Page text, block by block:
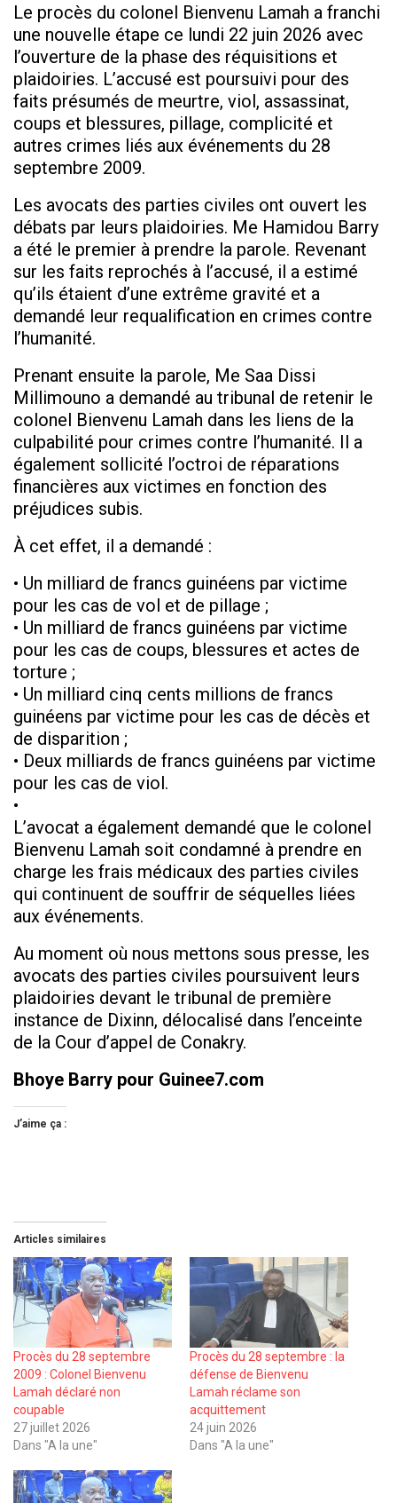
Le procès du colonel Bienvenu Lamah a franchi
une nouvelle étape ce lundi 22 juin 2026 avec
l’ouverture de la phase des réquisitions et
plaidoiries. L’accusé est poursuivi pour des
faits présumés de meurtre, viol, assassinat,
coups et blessures, pillage, complicité et
autres crimes liés aux événements du 28
septembre 2009.
Les avocats des parties civiles ont ouvert les
débats par leurs plaidoiries. Me Hamidou Barry
a été le premier à prendre la parole. Revenant
sur les faits reprochés à l’accusé, il a estimé
qu’ils étaient d’une extrême gravité et a
demandé leur requalification en crimes contre
l’humanité.
Prenant ensuite la parole, Me Saa Dissi
Millimouno a demandé au tribunal de retenir le
colonel Bienvenu Lamah dans les liens de la
culpabilité pour crimes contre l’humanité. Il a
également sollicité l’octroi de réparations
financières aux victimes en fonction des
préjudices subis.
À cet effet, il a demandé :
• Un milliard de francs guinéens par victime
pour les cas de vol et de pillage ;
• Un milliard de francs guinéens par victime
pour les cas de coups, blessures et actes de
torture ;
• Un milliard cinq cents millions de francs
guinéens par victime pour les cas de décès et
de disparition ;
• Deux milliards de francs guinéens par victime
pour les cas de viol.
•
L’avocat a également demandé que le colonel
Bienvenu Lamah soit condamné à prendre en
charge les frais médicaux des parties civiles
qui continuent de souffrir de séquelles liées
aux événements.
Au moment où nous mettons sous presse, les
avocats des parties civiles poursuivent leurs
plaidoiries devant le tribunal de première
instance de Dixinn, délocalisé dans l’enceinte
de la Cour d’appel de Conakry.
Bhoye Barry pour Guinee7.com
J’aime ça :
Articles similaires
Procès du 28 septembre
2009 : Colonel Bienvenu
Lamah déclaré non
coupable
27 juillet 2026
Dans "A la une"
Procès du 28 septembre : la
défense de Bienvenu
Lamah réclame son
acquittement
24 juin 2026
Dans "A la une"